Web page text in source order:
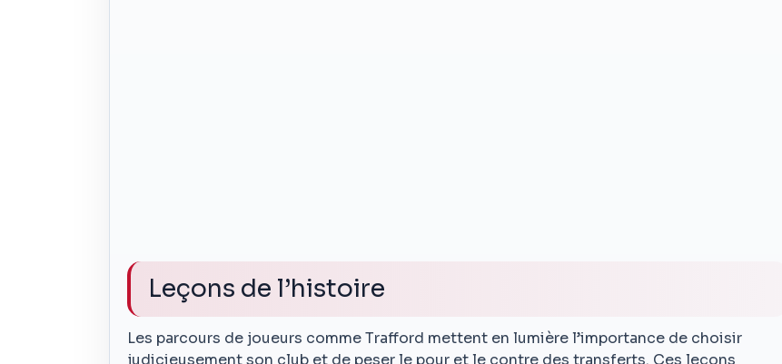
Leçons de l’histoire
Les parcours de joueurs comme Trafford mettent en lumière l’importance de choisir
judicieusement son club et de peser le pour et le contre des transferts. Ces leçons